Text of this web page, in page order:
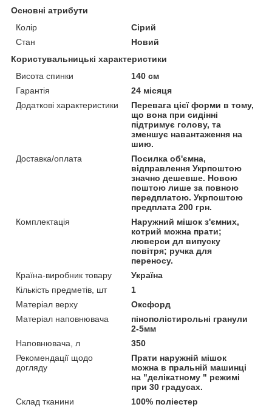
Основні атрибути
Колір
Сірий
Стан
Новий
Користувальницькі характеристики
Висота спинки
140 см
Гарантія
24 місяця
Додаткові характеристики
Перевага цієї форми в тому,
що вона при сидінні
підтримує голову, та
зменшує навантаження на
шию.
Доставка/оплата
Посилка об'ємна,
відправлення Укрпоштою
значно дешевше. Новою
поштою лише за повною
передплатою. Укрпоштою
предплата 200 грн.
Комплектація
Наружний мішок з'ємних,
котрий можна прати;
люверси дл випуску
повітря; ручка для
переносу.
Країна-виробник товару
Україна
Кількість предметів, шт
1
Матеріал верху
Оксфорд
Матеріал наповнювача
пінополістирольні гранули
2-5мм
Наповнювача, л
350
Рекомендації щодо
догляду
Прати наружній мішок
можна в пральній машинці
на "делікатному " режимі
при 30 градусах.
Склад тканини
100% поліестер